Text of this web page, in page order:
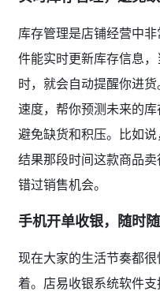
库存管理是店铺经营中
件能实时更新库存信息
时，就会自动提醒你进
速度，帮你预测未来的库
避免缺货和积压。比如说
结果那段时间这款商品
错过销售机会。
手机开单收银，随时
现在大家的生活节奏都
着。店易收银系统软件